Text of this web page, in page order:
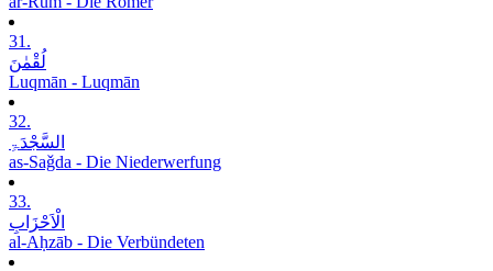
31.
لُقْمٰنَ
Luqmān - Luqmān
32.
السَّجْدَۃِ
as-Saǧda - Die Niederwerfung
33.
الْاَحْزَابِ
al-Aḥzāb - Die Verbündeten